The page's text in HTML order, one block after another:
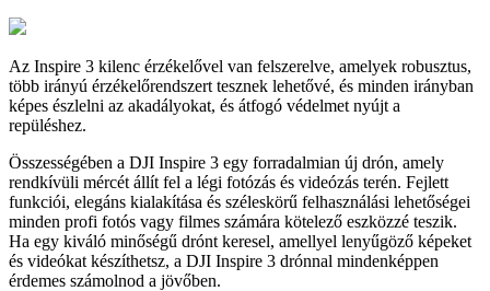
Az Inspire 3 kilenc érzékelővel van felszerelve, amelyek robusztus,
több irányú érzékelőrendszert tesznek lehetővé, és minden irányban
képes észlelni az akadályokat, és átfogó védelmet nyújt a
repüléshez.
Összességében a DJI Inspire 3 egy forradalmian új drón, amely
rendkívüli mércét állít fel a légi fotózás és videózás terén. Fejlett
funkciói, elegáns kialakítása és széleskörű felhasználási lehetőségei
minden profi fotós vagy filmes számára kötelező eszközzé teszik.
Ha egy kiváló minőségű drónt keresel, amellyel lenyűgöző képeket
és videókat készíthetsz, a DJI Inspire 3 drónnal mindenképpen
érdemes számolnod a jövőben.